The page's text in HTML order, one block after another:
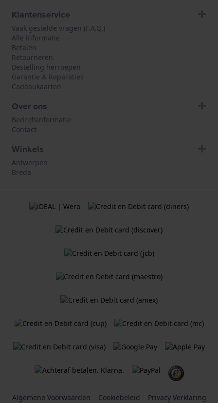
Klantenservice
Vaak gestelde vragen (F.A.Q.)
Alle informatie
Betalen
Retourneren
Bestelling herroepen
Garantie & Reparaties
Cadeaukaarten
Over ons
Bedrijfsinformatie
Contact
Winkels
Antwerpen
Breda
Algemene Voorwaarden Cookiebeleid Privacy Verklaring